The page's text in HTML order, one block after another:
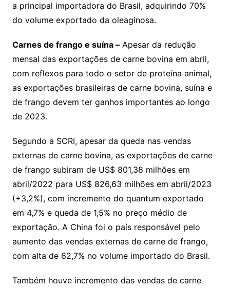
a principal importadora do Brasil, adquirindo 70%
do volume exportado da oleaginosa.
Carnes de frango e suína –Apesar da redução
mensal das exportações de carne bovina em abril,
com reflexos para todo o setor de proteína animal,
as exportações brasileiras de carne bovina, suína e
de frango devem ter ganhos importantes ao longo
de 2023.
Segundo a SCRI, apesar da queda nas vendas
externas de carne bovina, as exportações de carne
de frango subiram de US$ 801,38 milhões em
abril/2022 para US$ 826,63 milhões em abril/2023
(+3,2%), com incremento do quantum exportado
em 4,7% e queda de 1,5% no preço médio de
exportação. A China foi o país responsável pelo
aumento das vendas externas de carne de frango,
com alta de 62,7% no volume importado do Brasil.
Também houve incremento das vendas de carne